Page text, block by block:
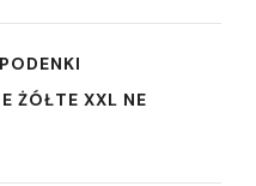
ŻÓŁTE XXL NE